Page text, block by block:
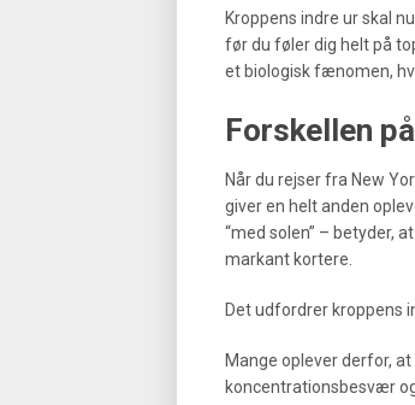
Kroppens indre ur skal
før du føler dig helt på
et biologisk fænomen,
Forskellen
Når du rejser fra New
giver en helt anden
“med solen” – betyder,
markant kortere.
Det udfordrer kroppens
Mange oplever derfor,
koncentrationsbesvær